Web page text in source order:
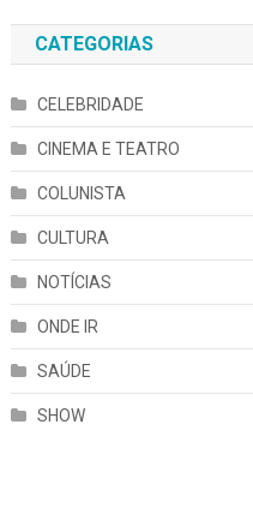
CATEGORIAS
CELEBRIDADE
CINEMA E TEATRO
COLUNISTA
CULTURA
NOTÍCIAS
ONDE IR
SAÚDE
SHOW